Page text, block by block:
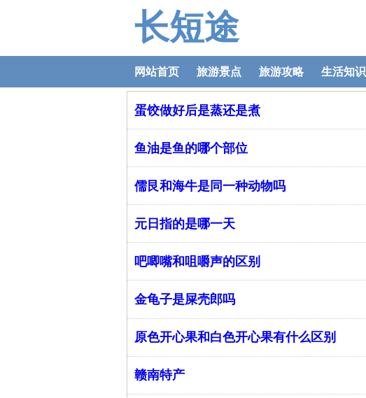
长短途
网站首页 旅游景点 旅游攻略 生活知识
蛋饺做好后是蒸还是煮
鱼油是鱼的哪个部位
儒艮和海牛是同一种动物吗
元日指的是哪一天
吧唧嘴和咀嚼声的区别
金龟子是屎壳郎吗
原色开心果和白色开心果有什么区别
赣南特产